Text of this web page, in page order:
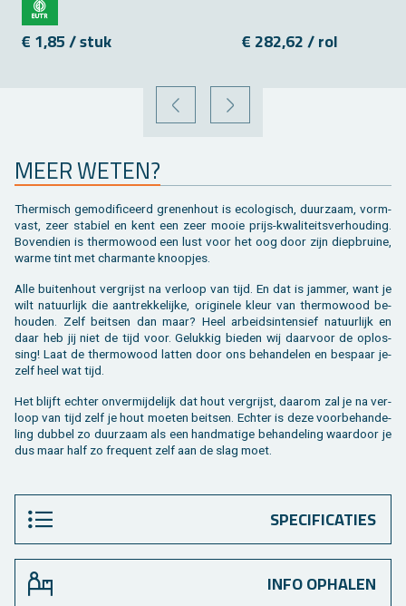
€ 1,85 / stuk € 282,62 / rol
VORIGE VOLGENDE
MEER WETEN?
Ther­misch ge­mo­di­fi­ceerd gre­nen­hout is eco­lo­gisch, duur­zaam, vorm­
vast, zeer sta­biel en kent een zeer mooie prijs-kwa­li­teits­ver­hou­ding.
Bo­ven­dien is ther­mo­wood een lust voor het oog door zijn diep­brui­ne,
warme tint met char­man­te knoop­jes.
Alle bui­ten­hout ver­grijst na ver­loop van tijd. En dat is jam­mer, want je
wilt na­tuur­lijk die aan­trek­ke­lij­ke, ori­gi­ne­le kleur van ther­mo­wood be­
hou­den. Zelf beit­sen dan maar? Heel ar­beids­in­ten­sief na­tuur­lijk en
daar heb jij niet de tijd voor. Ge­luk­kig bie­den wij daar­voor de op­los­
sing! Laat de ther­mo­wood lat­ten door ons be­han­de­len en be­spaar je­
zelf heel wat tijd.
Het blijft ech­ter on­ver­mij­de­lijk dat hout ver­grijst, daar­om zal je na ver­
loop van tijd zelf je hout moe­ten beit­sen. Ech­ter is deze voor­be­han­de­
ling dub­bel zo duur­zaam als een hand­ma­ti­ge be­han­de­ling waar­door je
dus maar half zo fre­quent zelf aan de slag moet.
SPECIFICATIES
INFO OPHALEN